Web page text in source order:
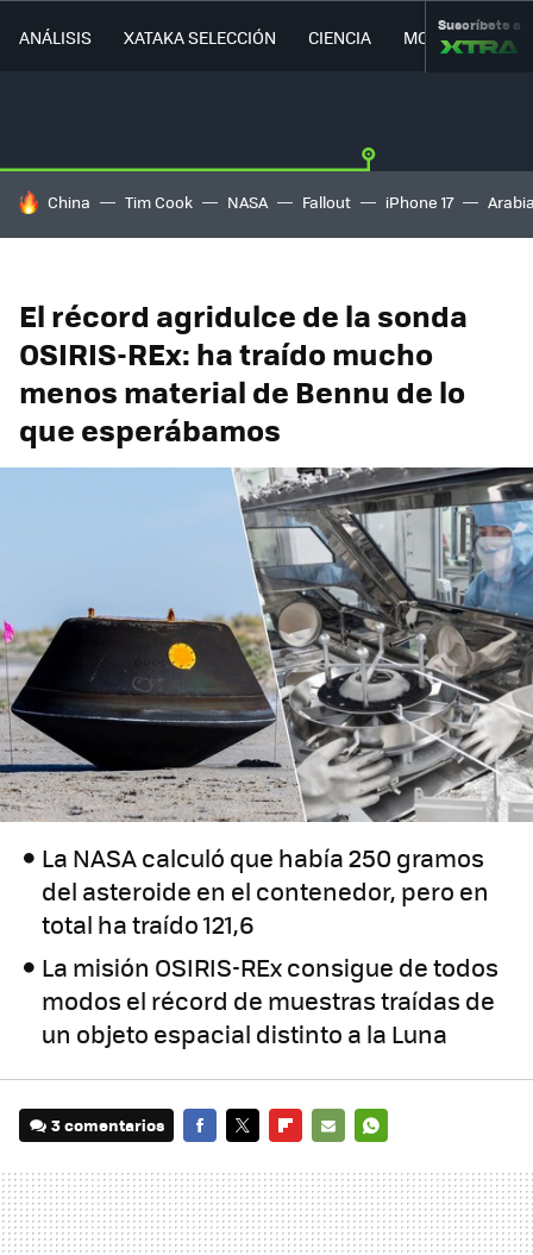
ANÁLISIS XATAKA SELECCIÓN CIENCIA MOVILIDAD
Suscríbete a
HOY SE HABLA DE
China Tim Cook NASA Fallout iPhone 17
El récord agridulce de la sonda
OSIRIS-REx: ha traído mucho
menos material de Bennu de lo
que esperábamos
La NASA calculó que había 250 gramos
del asteroide en el contenedor, pero en
total ha traído 121,6
La misión OSIRIS-REx consigue de todos
modos el récord de muestras traídas de
un objeto espacial distinto a la Luna
3 comentarios
MAIL